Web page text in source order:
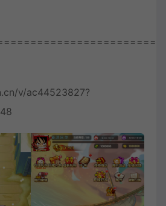
v/ac44523827?